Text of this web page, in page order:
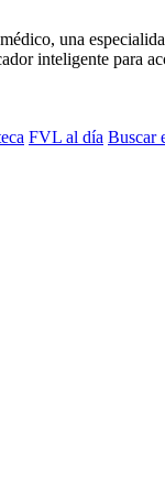
una
inteligente para
FVL al día Buscar